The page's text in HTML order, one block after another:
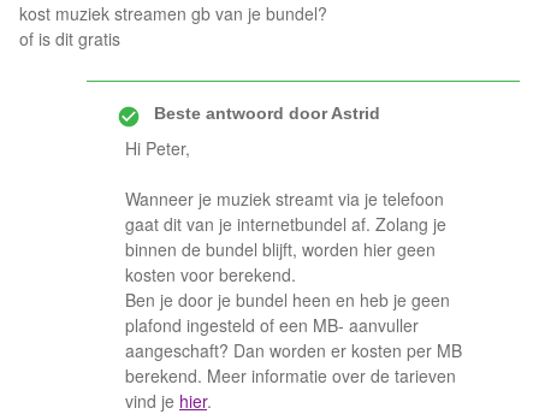
kost muziek streamen gb van je bundel?
of is dit gratis
Beste antwoord doorAstrid
Hi Peter,
Wanneer je muziek streamt via je telefoon
gaat dit van je internetbundel af. Zolang je
binnen de bundel blijft, worden hier geen
kosten voor berekend.
Ben je door je bundel heen en heb je geen
plafond ingesteld of een MB- aanvuller
aangeschaft? Dan worden er kosten per MB
berekend. Meer informatie over de tarieven
vind je hier.